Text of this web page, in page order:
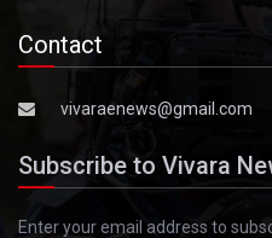
Contact
vivaraenews@gmail.com
Subscribe to Vivara
Enter your email address to